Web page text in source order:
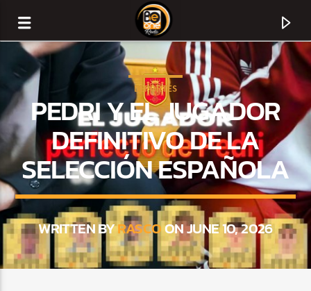
CURRENT TRACK
DEPORTES
PEDRI Y EL JUGADOR
DEFINITIVO DE LA
SELECCIÓN ESPAÑOLA
WRITTEN BYRASCOON JUNE 10, 2026